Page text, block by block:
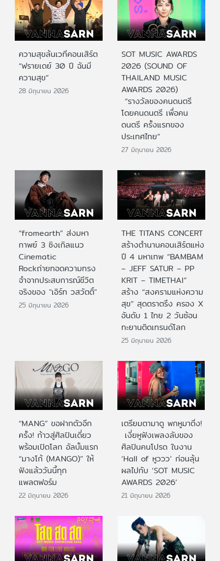
ความสุขล้นเวทีคอนเสิร์ต
“ฟรายเดย์ 30 ปี ฉันมี
ความสุข”
28 มิถุนายน 2026
SOT MUSIC AWARDS
2026 (SOUND OF
THAILAND MUSIC
AWARDS 2026)
“รางวัลของคนดนตรี
โดยคนดนตรี เพื่อคน
ดนตรี ครั้งแรกของ
ประเทศไทย”
27 มิถุนายน 2026
“fromearth” ส่งมหา
กาพย์ 3 ซิงเกิลแนว
Cinematic
Rockถ่ายทอดความทรง
จำจากประสบการณ์ชีวิต
จริงของ "เอิร์ท วสวัตติ์"
25 มิถุนายน 2026
THE TITANS CONCERT
สร้างตำนานคอนเสิร์ตแห่ง
ปี 4 มหาเทพ “BAMBAM
– JEFF SATUR – PP
KRIT – TIMETHAI”
สร้าง “สงครามแห่งความ
สุข” สุดตราตรึง ครอง X
อันดับ 1 ไทย 2 วันซ้อน
ทะยานติดเทรนด์โลก
25 มิถุนายน 2026
“MANG” ขอฝากตัวอีก
ครั้ง! ก้าวสู่ศิลปินเดี่ยว
พร้อมเปิดโลก อัลบั้มแรก
“มางโก้ (MANGO)” ให้
ฟังแล้ววันนี้ทุก
แพลตฟอร์ม
22 มิถุนายน 2026
เตรียมตามาดู พกหูมาติ่ง!
เงี่ยหูฟังเพลงลับของ
ศิลปินคนโปรด ในงาน
‘Hall of หูววว’ ก่อนลุ้น
ผลไปกับ ‘SOT MUSIC
AWARDS 2026’
21 มิถุนายน 2026